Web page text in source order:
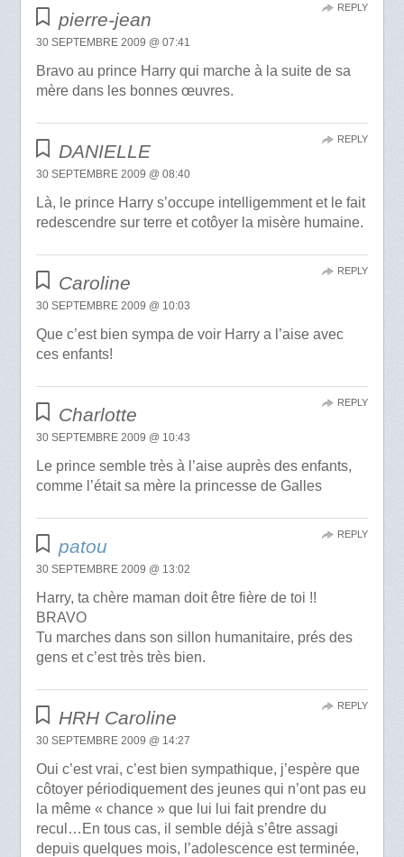
pierre-jean
30 SEPTEMBRE 2009 @ 07:41
Bravo au prince Harry qui marche à la suite de sa
mère dans les bonnes œuvres.
REPLY
DANIELLE
30 SEPTEMBRE 2009 @ 08:40
Là, le prince Harry s’occupe intelligemment et le fait
redescendre sur terre et cotôyer la misère humaine.
REPLY
Caroline
30 SEPTEMBRE 2009 @ 10:03
Que c’est bien sympa de voir Harry a l’aise avec
ces enfants!
REPLY
Charlotte
30 SEPTEMBRE 2009 @ 10:43
Le prince semble très à l’aise auprès des enfants,
comme l’était sa mère la princesse de Galles
REPLY
patou
30 SEPTEMBRE 2009 @ 13:02
Harry, ta chère maman doit être fière de toi !!
BRAVO
Tu marches dans son sillon humanitaire, prés des
gens et c’est très très bien.
REPLY
HRH Caroline
30 SEPTEMBRE 2009 @ 14:27
Oui c’est vrai, c’est bien sympathique, j’espère que
côtoyer périodiquement des jeunes qui n’ont pas eu
la même « chance » que lui lui fait prendre du
recul…En tous cas, il semble déjà s’être assagi
depuis quelques mois, l’adolescence est terminée,
REPLY